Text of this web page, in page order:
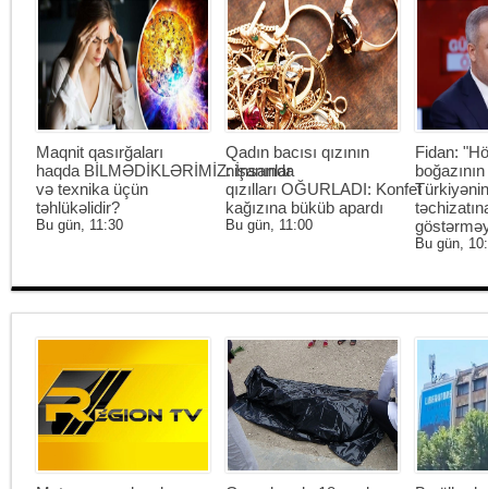
Maqnit qasırğaları
haqda BİLMƏDİKLƏRİMİZ: İnsanlar
və texnika üçün
təhlükəlidir?
Bu gün, 11:30
Qadın bacısı qızının
nişanında
qızılları OĞURLADI: Konfet
kağızına büküb apardı
Bu gün, 11:00
Fidan:
Bu gün,